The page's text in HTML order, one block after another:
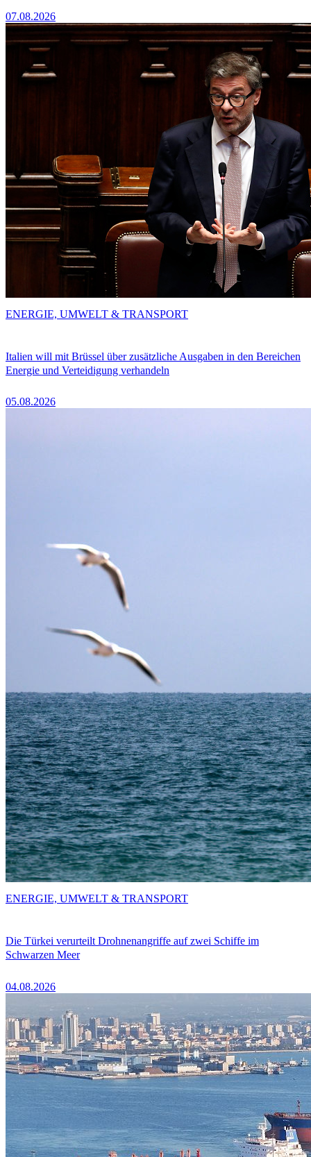
07.08.2026
Italien will mit Brüssel über zusätzliche Ausgaben in den Bereichen
Energie und Verteidigung verhandeln
05.08.2026
ENERGIE, UMWELT & TRANSPORT
Die Türkei verurteilt Drohnenangriffe auf zwei Schiffe im
Schwarzen Meer
04.08.2026
ENERGIE, UMWELT & TRANSPORT